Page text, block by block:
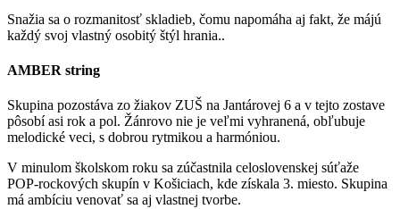
Snažia sa o rozmanitosť skladieb, čomu napomáha aj fakt, že májú
každý svoj vlastný osobitý štýl hrania..
AMBER string
Skupina pozostáva zo žiakov ZUŠ na Jantárovej 6 a v tejto zostave
pôsobí asi rok a pol. Žánrovo nie je veľmi vyhranená, obľubuje
melodické veci, s dobrou rytmikou a harmóniou.
V minulom školskom roku sa zúčastnila celoslovenskej súťaže
POP-rockových skupín v Košiciach, kde získala 3. miesto. Skupina
má ambíciu venovať sa aj vlastnej tvorbe.